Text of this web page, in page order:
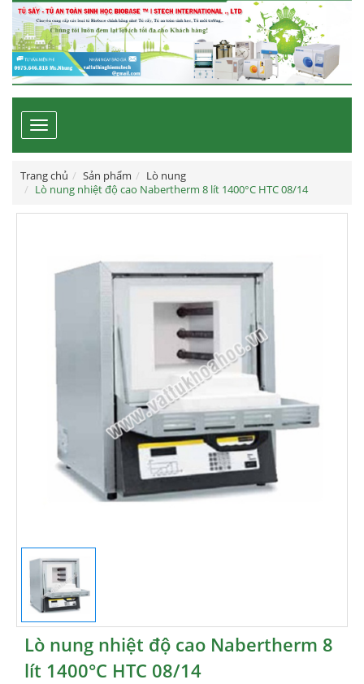
Toggle
navigation
Trang chủ Sản phẩm
Lò nung
Lò nung nhiệt độ cao Nabertherm 8 lít 1400°C HTC 08/14
Lò nung nhiệt độ cao Nabertherm 8
lít 1400°C HTC 08/14